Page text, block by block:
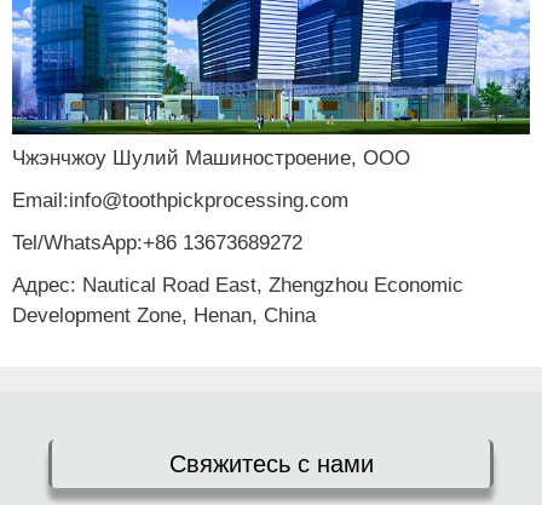
Чжэнчжоу Шулий Машиностроение, ООО
Email:info@toothpickprocessing.com
Tel/WhatsApp:+86 13673689272
Адрес: Nautical Road East, Zhengzhou Economic
Development Zone, Henan, China
Свяжитесь с нами